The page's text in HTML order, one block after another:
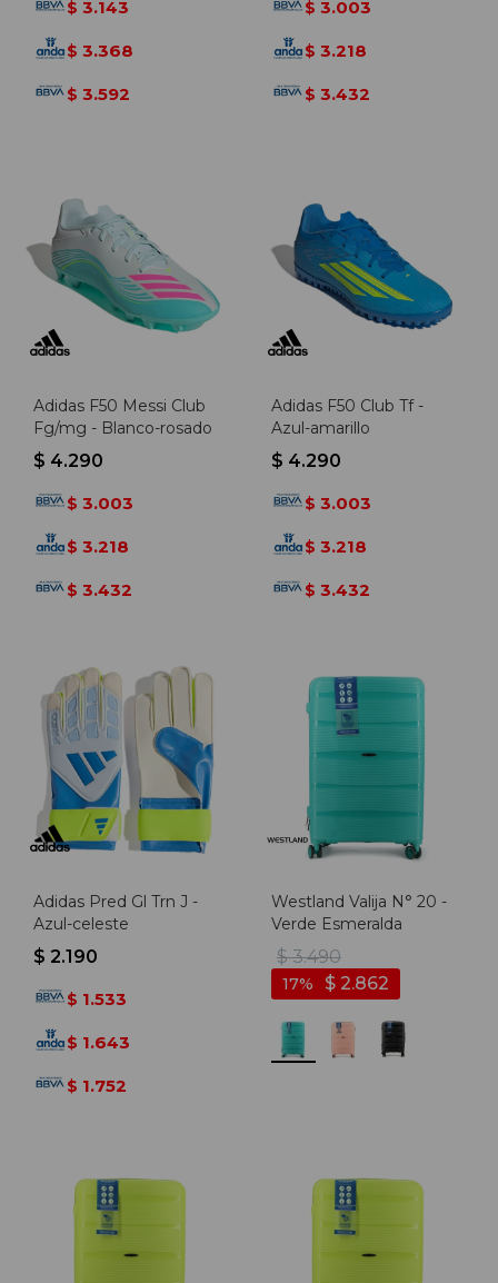
$ 3.143
$ 3.368
$ 3.592
$ 3.003
$ 3.218
$ 3.432
Adidas F50 Messi Club
Fg/mg - Blanco-rosado
$ 4.290
$ 3.003
$ 3.218
$ 3.432
Adidas F50 Club Tf -
Azul-amarillo
$ 4.290
$ 3.003
$ 3.218
$ 3.432
Adidas Pred Gl Trn J -
Azul-celeste
$ 2.190
$ 1.533
$ 1.643
$ 1.752
Westland Valija N° 20 -
Verde Esmeralda
$ 3.490
$ 2.862
17